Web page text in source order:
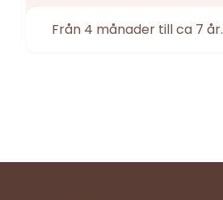
Från 4 månader till ca 7 år.